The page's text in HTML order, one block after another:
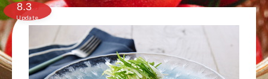
8.3
Update